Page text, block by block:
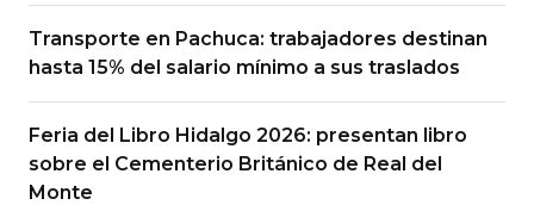
Transporte en Pachuca: trabajadores destinan
hasta 15% del salario mínimo a sus traslados
Feria del Libro Hidalgo 2026: presentan libro
sobre el Cementerio Británico de Real del
Monte